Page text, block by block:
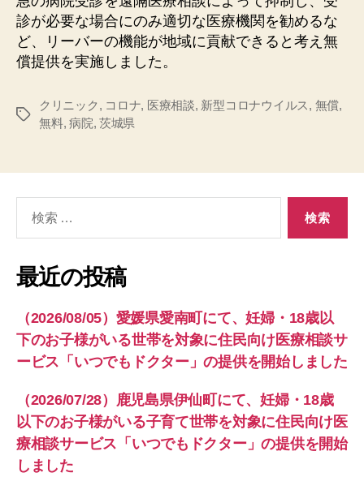
診が必要な場合にのみ適切な医療機関を勧めるな
ど、リーバーの機能が地域に貢献できると考え無
償提供を実施しました。
タ
クリニック , コロナ, 医療相談, 新型コロナウイルス, 無償,
無料, 病院, 茨城県
象:
最近の投稿
（2026/08/05）愛媛県愛南町にて、妊婦・18歳以
下のお子様がいる世帯を対象に住民向け医療相談サ
ービス「いつでもドクター」の提供を開始しました
（2026/07/28）鹿児島県伊仙町にて、妊婦・18歳
以下のお子様がいる子育て世帯を対象に住民向け医
療相談サービス「いつでもドクター」の提供を開始
しました